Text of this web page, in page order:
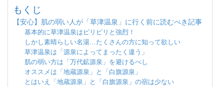
もくじ
【安心】肌の弱い人が「草津温泉」に行く前に読むべき記事
基本的に草津温泉はピリピリと強烈！
しかし素晴らしい名湯…たくさんの方に知って欲しい
草津温泉は「源泉によってまったく違う」
肌の弱い方は「万代鉱源泉」を避けるべし
オススメは「地蔵源泉」と「白旗源泉」
とはいえ「地蔵源泉」と「白旗源泉」の宿は少ない